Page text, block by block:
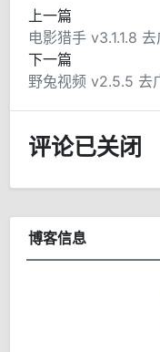
上一篇
电影猎手 v3.1.1.8
下一篇
野兔视频 v2.5.5 去
评论已关闭
博客信息